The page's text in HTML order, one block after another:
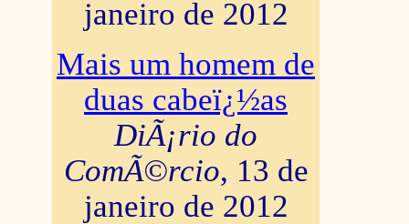
janeiro de 2012
Mais um homem de
duas cabeï¿½as
DiÃ¡rio do
ComÃ©rcio, 13 de
janeiro de 2012